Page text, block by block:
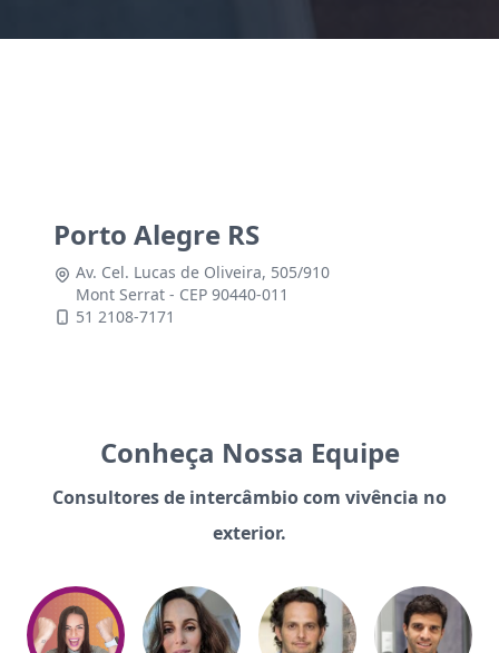
Porto Alegre RS
Av. Cel. Lucas de Oliveira, 505/910
Mont Serrat - CEP 90440-011
51 2108-7171
Conheça Nossa Equipe
Consultores de intercâmbio com vivência no
exterior.